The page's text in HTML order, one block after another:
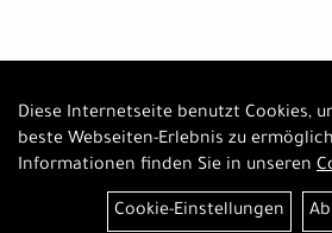
Diese Internetseite benutzt Cookies,
beste Webseiten-Erlebnis zu
Informationen finden Sie in unseren
Cookie-Einstellungen